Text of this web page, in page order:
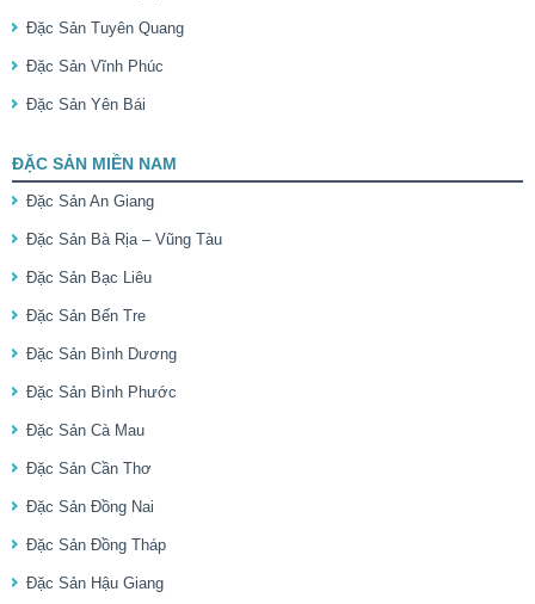
Đặc Sản Tuyên Quang
Đặc Sản Vĩnh Phúc
Đặc Sản Yên Bái
ĐẶC SẢN MIỀN NAM
Đặc Sản An Giang
Đặc Sản Bà Rịa – Vũng Tàu
Đặc Sản Bạc Liêu
Đặc Sản Bến Tre
Đặc Sản Bình Dương
Đặc Sản Bình Phước
Đặc Sản Cà Mau
Đặc Sản Cần Thơ
Đặc Sản Đồng Nai
Đặc Sản Đồng Tháp
Đặc Sản Hậu Giang